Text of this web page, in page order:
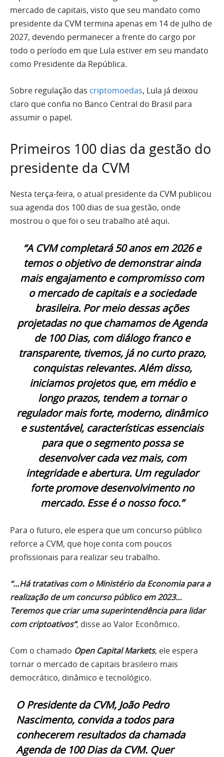
mercado de capitais, visto que seu mandato como
presidente da CVM termina apenas em 14 de julho de
2027, devendo permanecer a frente do cargo por
todo o período em que Lula estiver em seu mandato
como Presidente da República.
Sobre regulação das criptomoedas, Lula já deixou
claro que confia no Banco Central do Brasil para
assumir o papel.
Primeiros 100 dias da gestão do
presidente da CVM
Nesta terça-feira, o atual presidente da CVM publicou
sua agenda dos 100 dias de sua gestão, onde
mostrou o que foi o seu trabalho até aqui.
“A CVM completará 50 anos em 2026 e
temos o objetivo de demonstrar ainda
mais engajamento e compromisso com
o mercado de capitais e a sociedade
brasileira. Por meio dessas ações
projetadas no que chamamos de Agenda
de 100 Dias, com diálogo franco e
transparente, tivemos, já no curto prazo,
conquistas relevantes. Além disso,
iniciamos projetos que, em médio e
longo prazos, tendem a tornar o
regulador mais forte, moderno, dinâmico
e sustentável, características essenciais
para que o segmento possa se
desenvolver cada vez mais, com
integridade e abertura. Um regulador
forte promove desenvolvimento no
mercado. Esse é o nosso foco.”
Para o futuro, ele espera que um concurso público
reforce a CVM, que hoje conta com poucos
profissionais para realizar seu trabalho.
“…Há tratativas com o Ministério da Economia para a
realização de um concurso público em 2023…
Teremos que criar uma superintendência para lidar
com criptoativos”, disse ao Valor Econômico.
Com o chamado Open Capital Markets, ele espera
tornar o mercado de capitais brasileiro mais
democrático, dinâmico e tecnológico.
O Presidente da CVM, João Pedro
Nascimento, convida a todos para
conhecerem resultados da chamada
Agenda de 100 Dias da CVM. Quer